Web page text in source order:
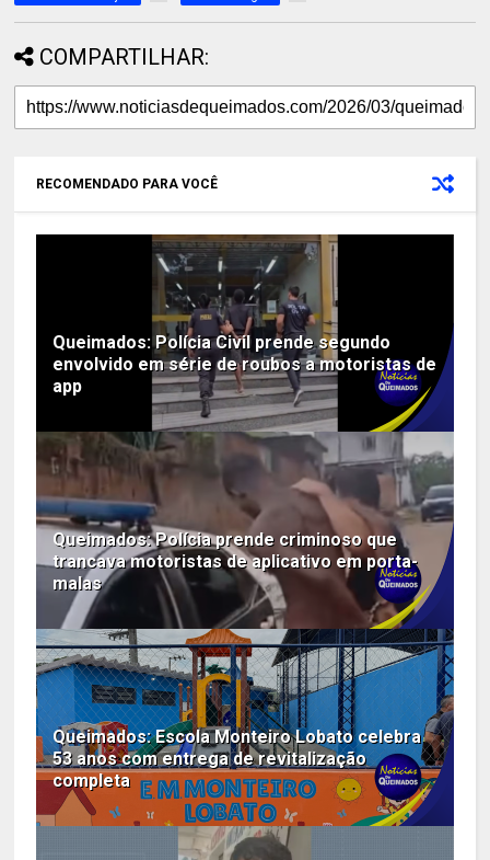
COMPARTILHAR:
RECOMENDADO PARA VOCÊ
Queimados: Polícia Civil prende segundo
envolvido em série de roubos a motoristas de
app
Queimados: Polícia prende criminoso que
trancava motoristas de aplicativo em porta-
malas
Queimados: Escola Monteiro Lobato celebra
53 anos com entrega de revitalização
completa